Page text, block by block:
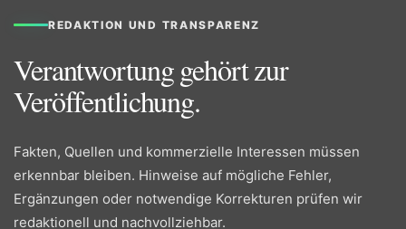
REDAKTION UND TRANSPARENZ
Verantwortung gehört zur
Veröffentlichung.
Fakten, Quellen und kommerzielle Interessen müssen
erkennbar bleiben. Hinweise auf mögliche Fehler,
Ergänzungen oder notwendige Korrekturen prüfen wir
redaktionell und nachvollziehbar.